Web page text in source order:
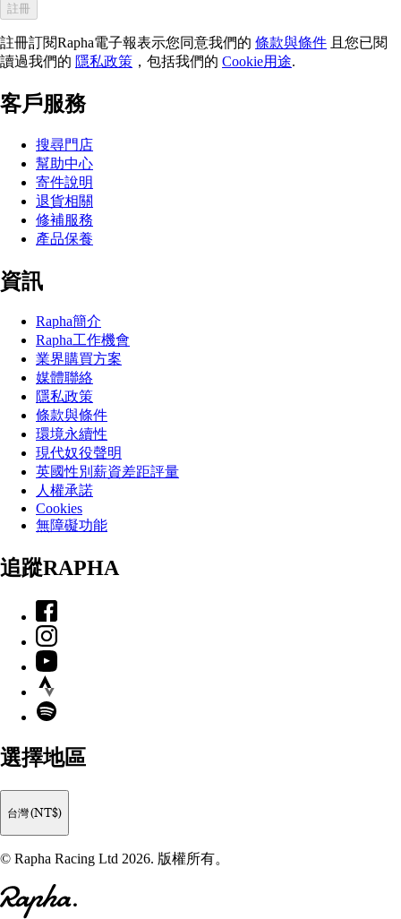
註冊
註冊訂閱Rapha電子報表示您同意我們的 條款與條件 且您已閱
讀過我們的 隱私政策 ，包括我們的 Cookie用途.
客戶服務
搜尋門店
幫助中心
寄件說明
退貨相關
修補服務
產品保養
資訊
Rapha簡介
Rapha工作機會
業界購買方案
媒體聯絡
隱私政策
條款與條件
環境永續性
現代奴役聲明
英國性別薪資差距評量
人權承諾
Cookies
無障礙功能
追蹤RAPHA
Facebook
Instagram
YouTube
Strava
Spotify
選擇地區
台灣 (NT$)
© Rapha Racing Ltd 2026. 版權所有。